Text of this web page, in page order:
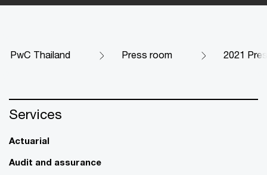
PwC Thailand Press room 2021
Services
Actuarial
Audit and assurance